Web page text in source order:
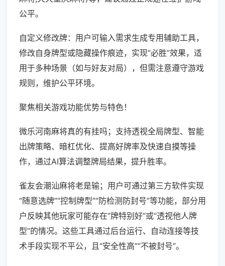
公平。
自定义修改牌：用户可输入需求生成专用辅助工具，
修改自身牌型或隐藏操作痕迹，实现“必胜”效果，适
用于多种场景（如与好友对局），但需注意遵守游戏
规则，维护公平环境。
聚焦相关游戏功能优势与特色！
微乐河南麻将真的有挂吗；支持透视全局牌型、智能
出牌策略、暗杠优化、提高好牌率及快速自摸等操
作，通过AI算法调整牌局结果，提升胜率。
雀友会潮汕麻将老是输；用户可通过第三方软件实现
“随意选牌”“控制牌型”“防检测防封号”等功能，部分用
户反映其他玩家可能存在“牌特别好”或“透视他人牌
型”的情况。这些工具通过后台运行、自动连接等技
术手段实现不平公，且“安全性高”“不被封号”。